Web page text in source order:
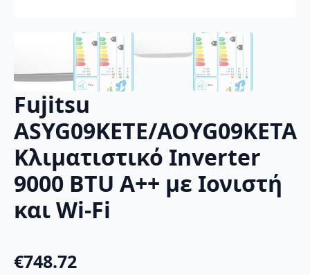
Fujitsu
ASYG09KETE/AOYG09KETA
Κλιματιστικό Inverter
9000 BTU A++ με Ιονιστή
και Wi-Fi
€748.72